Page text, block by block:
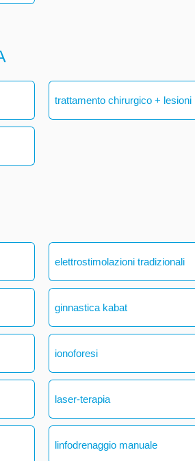
trattamento chirurgico + lesioni
elettrostimolazioni tradizionali
ginnastica kabat
ionoforesi
laser-terapia
linfodrenaggio manuale